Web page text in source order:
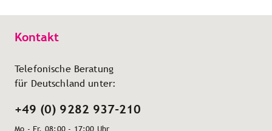
Kontakt
Telefonische Beratung
für Deutschland unter:
+49 (0) 9282 937-210